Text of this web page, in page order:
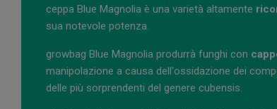
ceppa Blue Magnolia è una varietà altamente
sua notevole potenza.
growbag Blue Magnolia produrrà funghi con
manipolazione a causa dell'ossidazione dei
delle più sorprendenti del genere cubensis.